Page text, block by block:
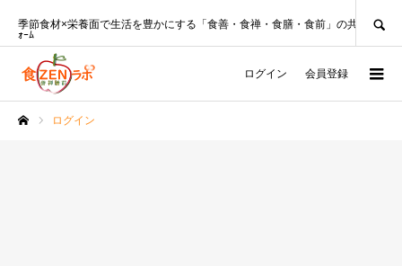
季節食材×栄養面で生活を豊かにする「食善・食禅・食膳・食前」の共創ﾌﾟﾗｯﾄﾌ
ｫｰﾑ
ログイン 会員登録
ログイン